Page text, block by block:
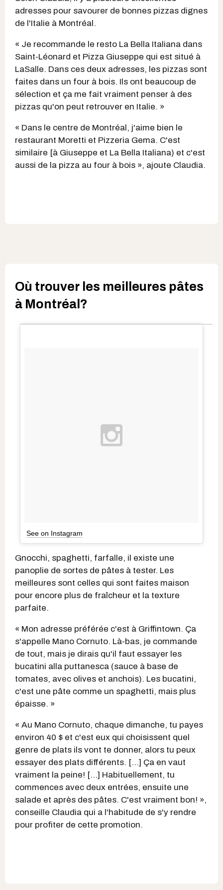
adresses pour savourer de bonnes pizzas dignes
de l'Italie à Montréal.
« Je recommande le resto La Bella Italiana dans
Saint-Léonard et Pizza Giuseppe qui est situé à
LaSalle. Dans ces deux adresses, les pizzas sont
faites dans un four à bois. Ils ont beaucoup de
sélection et ça me fait vraiment penser à des
pizzas qu'on peut retrouver en Italie. »
« Dans le centre de Montréal, j'aime bien le
restaurant Moretti et Pizzeria Gema. C'est
similaire [à Giuseppe et La Bella Italiana) et c'est
aussi de la pizza au four à bois », ajoute Claudia.
Où trouver les meilleures pâtes
à Montréal?
See on Instagram
Gnocchi, spaghetti, farfalle, il existe une
panoplie de sortes de pâtes à tester. Les
meilleures sont celles qui sont faites maison
pour encore plus de fraîcheur et la texture
parfaite.
« Mon adresse préférée c'est à Griffintown. Ça
s'appelle Mano Cornuto. Là-bas, je commande
de tout, mais je dirais qu'il faut essayer les
bucatini alla puttanesca (sauce à base de
tomates, avec olives et anchois). Les bucatini,
c'est une pâte comme un spaghetti, mais plus
épaisse. »
« Au Mano Cornuto, chaque dimanche, tu payes
environ 40 $ et c'est eux qui choisissent quel
genre de plats ils vont te donner, alors tu peux
essayer des plats différents. […] Ça en vaut
vraiment la peine! […] Habituellement, tu
commences avec deux entrées, ensuite une
salade et après des pâtes. C'est vraiment bon! »,
conseille Claudia qui a l'habitude de s'y rendre
pour profiter de cette promotion.